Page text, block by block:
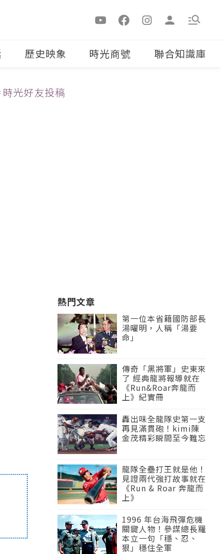
歷史映象 時光商號 聯合知識庫
時光好友投稿
熱門文章
第一位本省籍國防部長
湯曜明，人稱「湯要
命」
傳奇「黑將軍」史東來
了 經典龍將報導就在
《Run&Roar奔龍而
上》紀實冊
轟出味全龍隊史第一支
再見滿貫砲！kimi陳
金茂精彩瞬間至今難忘
龍隊全壘打王就是他！
見證兩代強打故事就在
《Run & Roar 奔龍而
上》
1996 年台海飛彈危機
關鍵人物！參謀總長羅
本立一句「穩、忍、
狠」穩住全軍